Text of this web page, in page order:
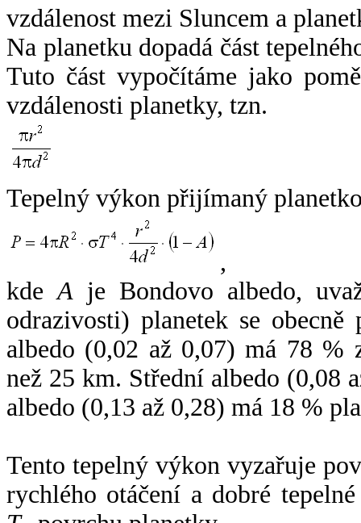
vzdálenost mezi Sluncem a
Na planetku dopadá část
Tuto část vypočítáme jako
vzdálenosti planetky, tzn.
Tepelný výkon přijímaný
,
kdeA je Bondovo albedo,
odrazivosti) planetek se
albedo (0,02 až 0,07) má 78 %
než 25 km. Střední albedo (0,08
albedo (0,13 až 0,28) má 18 %
Tento tepelný výkon vyzařuje
rychlého otáčení a dobré